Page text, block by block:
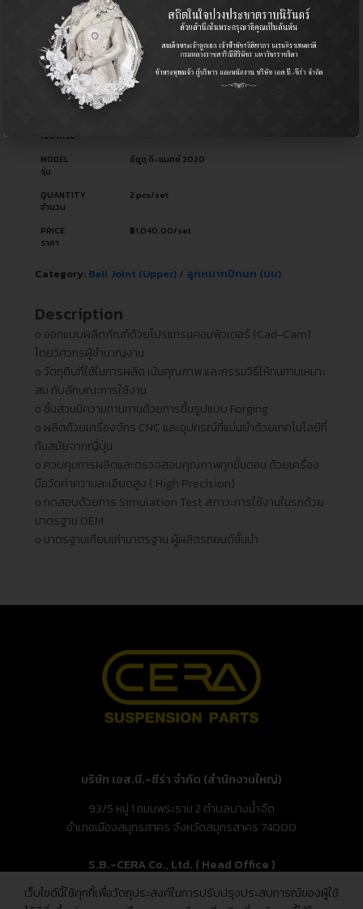
CERA NO.
รหัสสินค้า ซีร่า
CB-IS08*
OEM NO.
รหัสอะไหล่ผู้ผลิต
8-98391852-0
PART TYPE
ประเภทอะไหล่
Ball Joint (Upper) / ลูกหมากปีกนก (บน)
ใช้สำหรับ
MODEL
รุ่น
อีซูซุ ดี-แมคซ์ 2020
QUANTITY
จำนวน
2 pcs/set
PRICE
ราคา
฿1,040.00/set
Category: Ball Joint (Upper) / ลูกหมากปีกนก (บน)
Description
ᴏ ออกแบบผลิตภัณฑ์ด้วยโปรแกรมคอมพิวเตอร์ (Cad-Cam)
โดยวิศวกรผู้ชำนาญงาน
ᴏ วัตถุดิบที่ใช้ในการผลิต เน้นคุณภาพ และกรรมวิธีให้ทนทานเหมาะ
สม กับลักษณะการใช้งาน
ᴏ ชิ้นส่วนมีความทานทานด้วยการขึ้นรูปแบบ Forging
ᴏ ผลิตด้วยเครื่องจักร CNC และอุปกรณ์ที่แม่นยำด้วยเทคโนโลยีที่
ทันสมัยจากญี่ปุ่น
ᴏ ควบคุมการผลิตและตรวจสอบคุณภาพทุกขั้นตอน ด้วยเครื่อง
มือวัดค่าความละเอียดสูง ( High Precision)
ᴏ ทดสอบด้วยการ Simulation Test สภาวะการใช้งานในรถด้วย
มาตรฐาน OEM
ᴏ มาตรฐานเทียบเท่ามาตรฐาน ผู้ผลิตรถยนต์ชั้นนำ
บริษัท เอส.บี.-ซีร่า จำกัด (สำนักงานใหญ่)
93/5 หมู่ 1 ถนนพระราม 2 ตำบลบางน้ำจืด
อำเภอเมืองสมุทรสาคร จังหวัดสมุทรสาคร 74000
S.B.-CERA Co., Ltd. ( Head Office )
93/5 Moo.1, Rama 2 Rd., Bang Nam Chuet,
เว็บไซต์นี้ใช้คุกกี้เพื่อวัตถุประสงค์ในการปรับปรุงประสบการณ์ของผู้ใช้